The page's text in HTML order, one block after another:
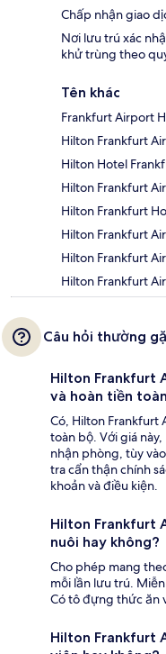
Chấp nhận giao
Nơi lưu trú xác
khử trùng theo
Tên khác
Frankfurt Airport
Hilton Frankfurt
Hilton Hotel
Hilton Frankfurt
Hilton Frankfurt
Hilton Frankfurt
Hilton Frankfurt
Hilton Frankfurt
Câu hỏi thường
Hilton Frankfurt
và hoàn tiền
Có, Hilton Frankfurt
toàn bộ. Với giá
nhận phòng, tùy
tra cẩn thận chính
khoản và điều kiện.
Hilton Frankfurt
nuôi hay không?
Cho phép mang
mỗi lần lưu trú.
Có tô đựng thức ăn
Hilton Frankfurt